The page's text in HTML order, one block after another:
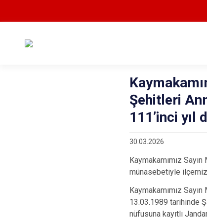
Şehitleri
111’inci yıl
30.03.2026
Kaymakamımız
münasebetiyle ilçemiz
Kaymakamımız
13.03.1989 tarihinde
nüfusuna kayıtlı